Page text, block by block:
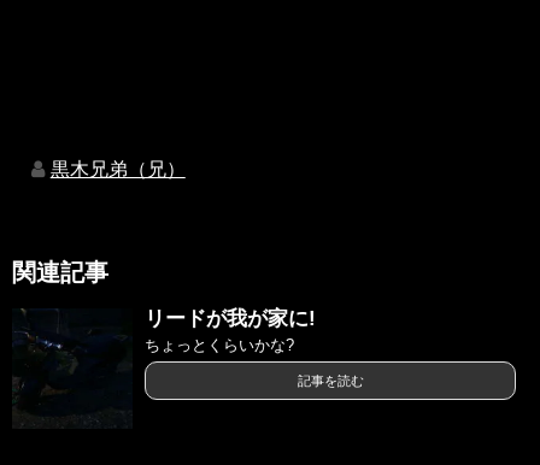
黒木兄弟（兄）
関連記事
リードが我が家に!
ちょっとくらいかな?
記事を読む